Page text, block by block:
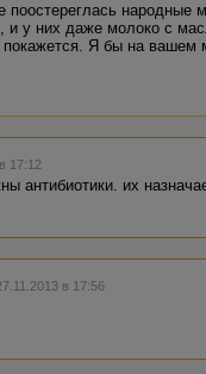
народные
и у них даже молоко с
Я бы на вашем
17:12
антибиотики. их
в 17:56